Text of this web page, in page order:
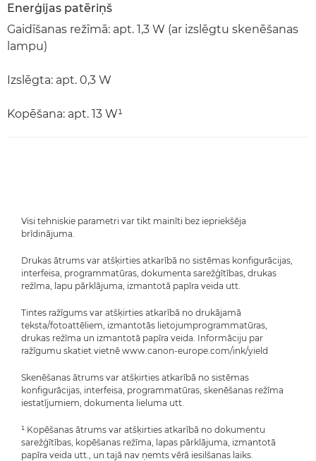
Enerģijas patēriņš
Gaidīšanas režīmā: apt. 1,3 W (ar izslēgtu skenēšanas
lampu)
Izslēgta: apt. 0,3 W
Kopēšana: apt. 13 W¹
Visi tehniskie parametri var tikt mainīti bez iepriekšēja
brīdinājuma.
Drukas ātrums var atšķirties atkarībā no sistēmas konfigurācijas,
interfeisa, programmatūras, dokumenta sarežģītības, drukas
režīma, lapu pārklājuma, izmantotā papīra veida utt.
Tintes ražīgums var atšķirties atkarībā no drukājamā
teksta/fotoattēliem, izmantotās lietojumprogrammatūras,
drukas režīma un izmantotā papīra veida. Informāciju par
ražīgumu skatiet vietnē www.canon-europe.com/ink/yield
Skenēšanas ātrums var atšķirties atkarībā no sistēmas
konfigurācijas, interfeisa, programmatūras, skenēšanas režīma
iestatījumiem, dokumenta lieluma utt.
¹ Kopēšanas ātrums var atšķirties atkarībā no dokumentu
sarežģītības, kopēšanas režīma, lapas pārklājuma, izmantotā
papīra veida utt., un tajā nav ņemts vērā iesilšanas laiks.